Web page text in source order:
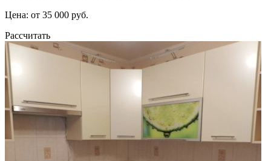
Цена: от 35 000 руб.
Рассчитать